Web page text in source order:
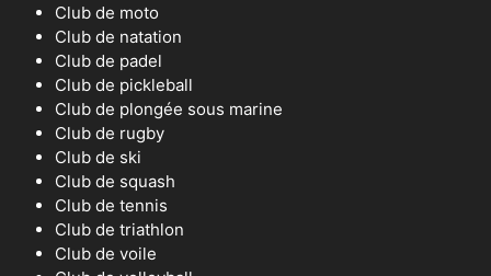
Club de moto
Club de natation
Club de padel
Club de pickleball
Club de plongée sous marine
Club de rugby
Club de ski
Club de squash
Club de tennis
Club de triathlon
Club de voile